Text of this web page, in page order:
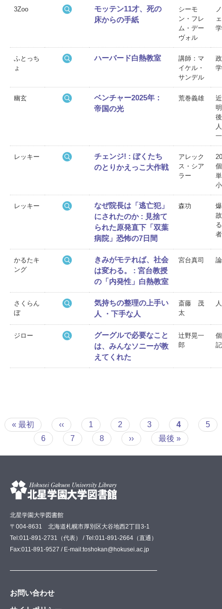
3Zoo
モッテン11才、死の
床からの手紙
シーモ
ン・フレ
ム・デー
ヴォル
学
ふとっち
ょ
ハーバード白熱教室
講師：マ
イケル・
サンデル
学
幽玄
ベンチャー2025年：
帝国の光
荒巻義雄
レッキー
チェンジ! : ぼくたち
のとりかえっこ大作戦
アレック
ス・シア
ラー
レッキー
なぜ院長は「逃亡犯」
にされたのか : 見捨て
られた原発直下「双葉
病院」恐怖の7日間
森功
者
かるたキ
ング
きみがモテれば、社会
は変わる。 : 宮台教授
の「内発性」白熱教室
宮台真司
さくらん
ぼ
気持ちの整理の上手い
人 ・下手な人
斎藤 茂
太
ジロー
グーグルで必要なこと
は、みんなソニーが教
えてくれた
辻野晃一
郎
記
ペ
ー
先
頭
ジ
« 最初
前
ペ
ー
‹‹ Page
1 Page
2 Page
3
カ
レ
ン
ト
ペ
4
5
Page
6 Page
7 Page
8
次
ペ
ー
››
最
終
ペ
最後 »
北星学園大学図書館
〒004-8631 北海道札幌市厚別区大谷地西2丁目3-1
Tel:011-891-2731（代表） / Tel:011-891-2664（直通）
Fax:011-891-9527 / E-mail:toshokan@hokusei.ac.jp
お問い合わせ